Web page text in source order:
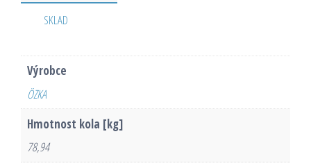
SKLAD
Výrobce
ÖZKA
Hmotnost kola [kg]
78,94